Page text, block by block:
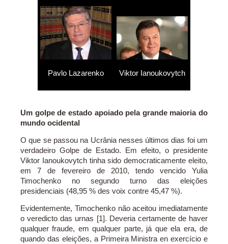
Pavlo Lazarenko Viktor Ianoukovytch
Um golpe de estado apoiado pela grande maioria do
mundo ocidental
O que se passou na Ucrânia nesses últimos dias foi um
verdadeiro Golpe de Estado. Em efeito, o presidente
Viktor Ianoukovytch tinha sido democraticamente eleito,
em 7 de fevereiro de 2010, tendo vencido Yulia
Timochenko no segundo turno das eleições
presidenciais (48,95 % des voix contre 45,47 %).
Evidentemente, Timochenko não aceitou imediatamente
o veredicto das urnas [1]. Deveria certamente de haver
qualquer fraude, em qualquer parte, já que ela era, de
quando das eleições, a Primeira Ministra en exercício e